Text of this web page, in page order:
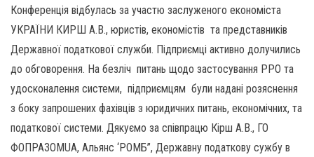
Конференція відбулась за участю заслуженого економіста
УКРАЇНИ КИРШ А.В., юристів, економістів та представників
Державної податкової служби. Підприємці активно долучились
до обговорення. На безліч питань щодо застосування РРО та
удосконалення системи, підприємцям були надані розяснення
з боку запрошених фахівців з юридичних питань, економічних, та
податкової системи. Дякуємо за співпрацю Кірш А.В., ГО
ФОПРАЗОМUA, Альянс ‘РОМБ”, Державну податкову сужбу в